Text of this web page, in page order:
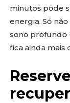
minutos pode
energia. Só
sono profundo
fica ainda mais